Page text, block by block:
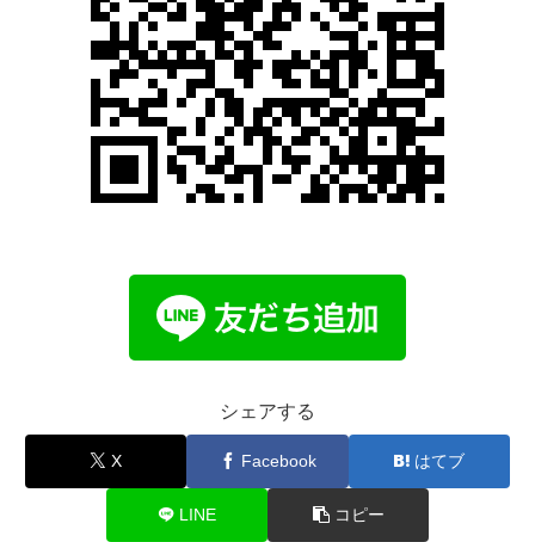
シェアする
X Facebook はてブ
LINE コピー